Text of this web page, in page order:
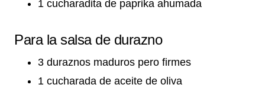
1 cucharadita de paprika ahumada
Para la salsa de durazno
3 duraznos maduros pero firmes
1 cucharada de aceite de oliva